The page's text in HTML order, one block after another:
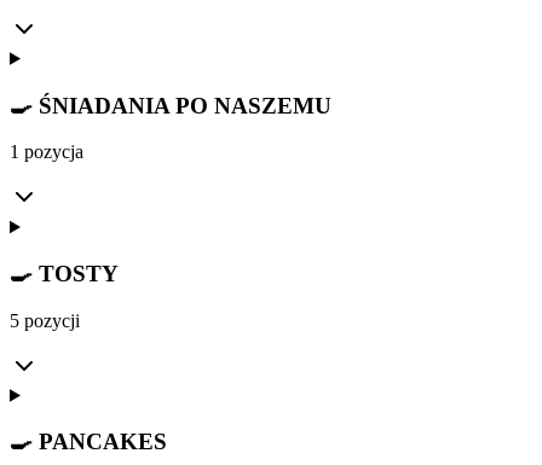
🍳 ŚNIADANIA PO NASZEMU
1 pozycja
🍳 TOSTY
5 pozycji
🍳 PANCAKES